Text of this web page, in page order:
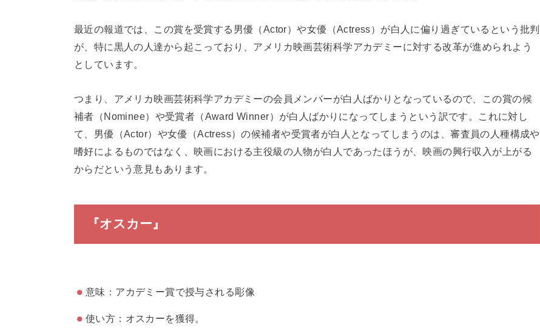
最近の報道では、この賞を受賞する男優（Actor）や女優（Actress）が白人に偏り過ぎているという批判
が、特に黒人の人達から起こっており、アメリカ映画芸術科学アカデミーに対する改革が進められよう
としています。
つまり、アメリカ映画芸術科学アカデミーの会員メンバーが白人ばかりとなっているので、この賞の候
補者（Nominee）や受賞者（Award Winner）が白人ばかりになってしまうという訳です。これに対し
て、男優（Actor）や女優（Actress）の候補者や受賞者が白人となってしまうのは、審査員の人種構成や
嗜好によるものではなく、映画における主役級の人物が白人であったほうが、映画の興行収入が上がる
からだという意見もあります。
『オスカー』
意味：アカデミー賞で授与される彫像
使い方：オスカーを獲得。